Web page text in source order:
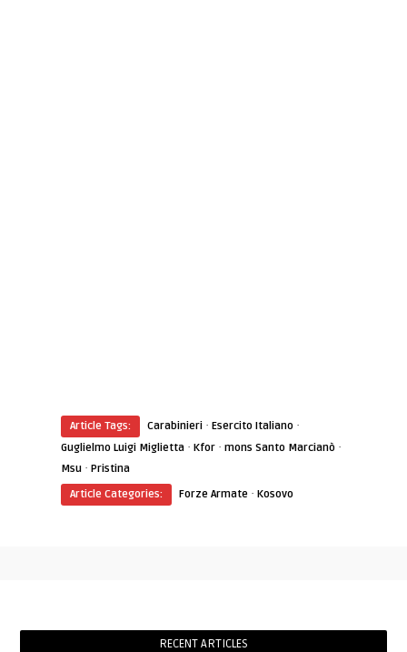
Article Tags: Carabinieri ·Esercito Italiano ·
Guglielmo Luigi Miglietta ·Kfor ·mons Santo Marcianò ·
Msu ·Pristina
Article Categories:
Forze Armate ·Kosovo
RECENT ARTICLES